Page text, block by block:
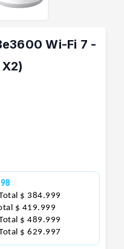
Wi-Fi 7 -
$ 384.999
$ 419.999
$ 489.999
$ 629.997